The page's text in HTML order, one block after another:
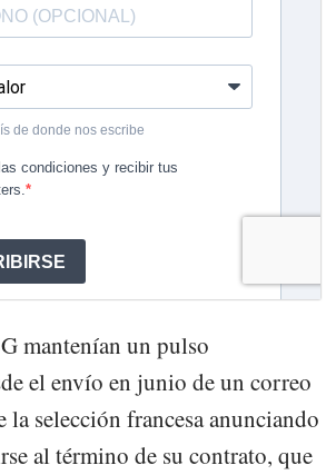
mantenían un pulso
el envío en junio de un correo
la selección francesa anunciando
al término de su contrato, que